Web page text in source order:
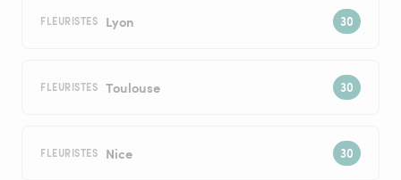
FLEURISTES Lyon
FLEURISTES Toulouse
FLEURISTES Nice